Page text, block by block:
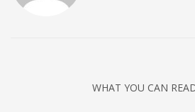
WHAT YOU CAN